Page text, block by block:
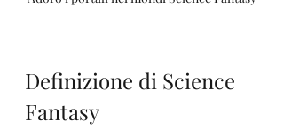
Definizione di Science
Fantasy